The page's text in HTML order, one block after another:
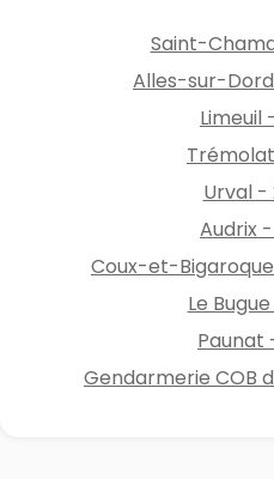
Saint-
Alles-sur-
Limeuil
Urval -
Audrix
Coux-et-
Le
Paunat
Gendarmerie COB